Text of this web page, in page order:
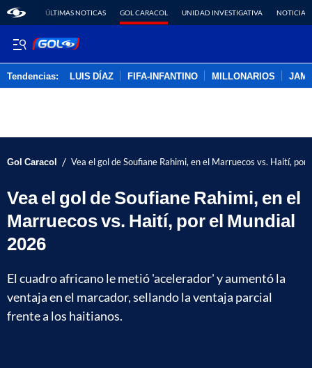
ÚLTIMAS NOTICAS GOL CARACOL UNIDAD INVESTIGATIVA NOTICIAS
Tendencias: LUIS DÍAZ FIFA-INFANTINO MILLONARIOS
Gol Caracol / Vea el gol de Soufiane Rahimi, en el Marruecos vs. Haití,
Vea el gol de Soufiane Rahimi, en el
Marruecos vs. Haití, por el Mundial
2026
El cuadro africano le metió 'acelerador' y aumentó la
ventaja en el marcador, sellando la ventaja parcial
frente a los haitianos.